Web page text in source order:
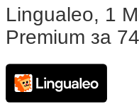
Lingualeo, 1
Premium за